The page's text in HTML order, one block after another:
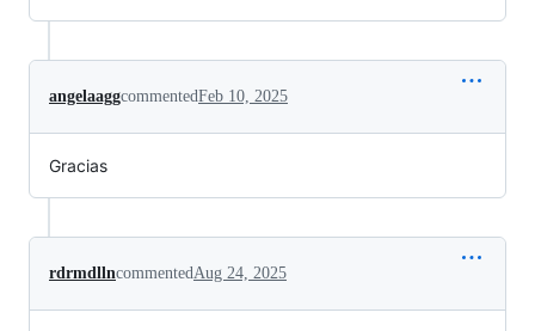
angelaaggcommentedFeb 10, 2025
Gracias
rdrmdllncommentedAug 24, 2025